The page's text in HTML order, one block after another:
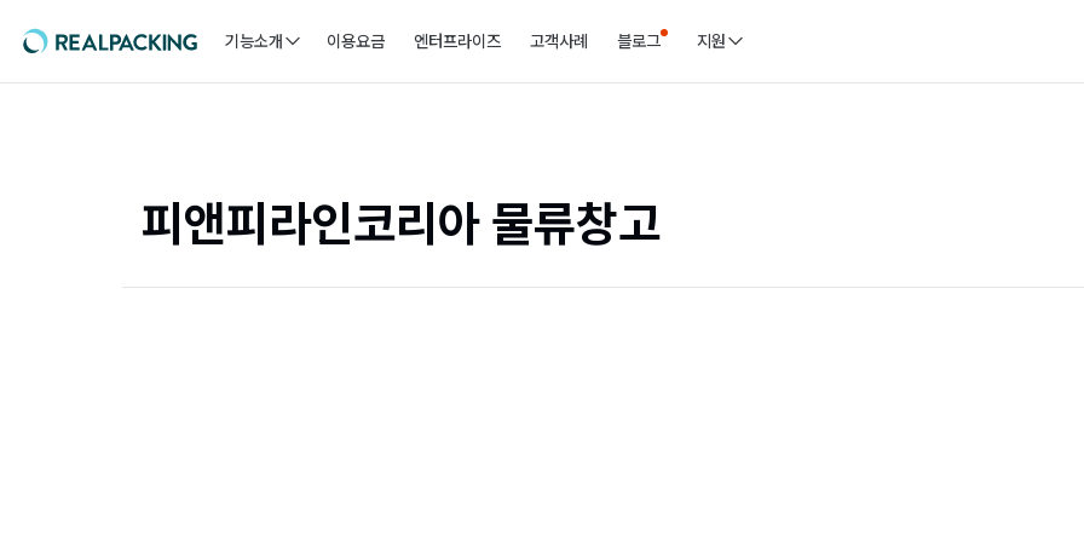
기능소개 이용요금 엔터프라이즈 고객사례 블로그 지원
피앤피라인코리아 물류창고